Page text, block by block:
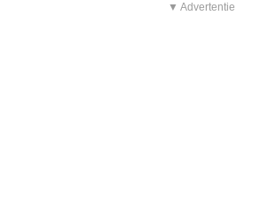
▼ Advertentie